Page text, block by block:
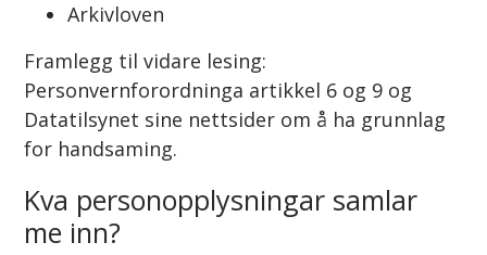
Arkivloven
Framlegg til vidare lesing:
Personvernforordninga artikkel 6 og 9 og
Datatilsynet sine nettsider om å ha grunnlag
for handsaming.
Kva personopplysningar samlar
me inn?